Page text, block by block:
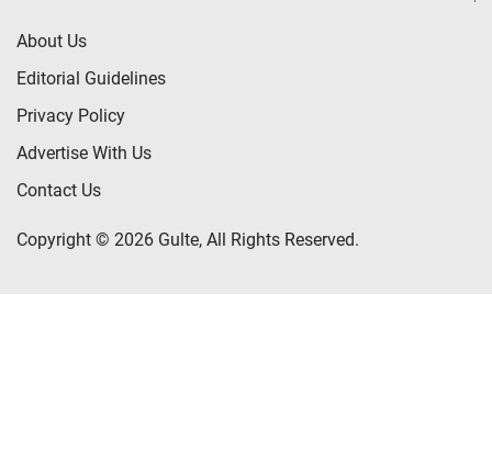
About Us
Editorial Guidelines
Privacy Policy
Advertise With Us
Contact Us
Copyright © 2026 Gulte, All Rights Reserved.